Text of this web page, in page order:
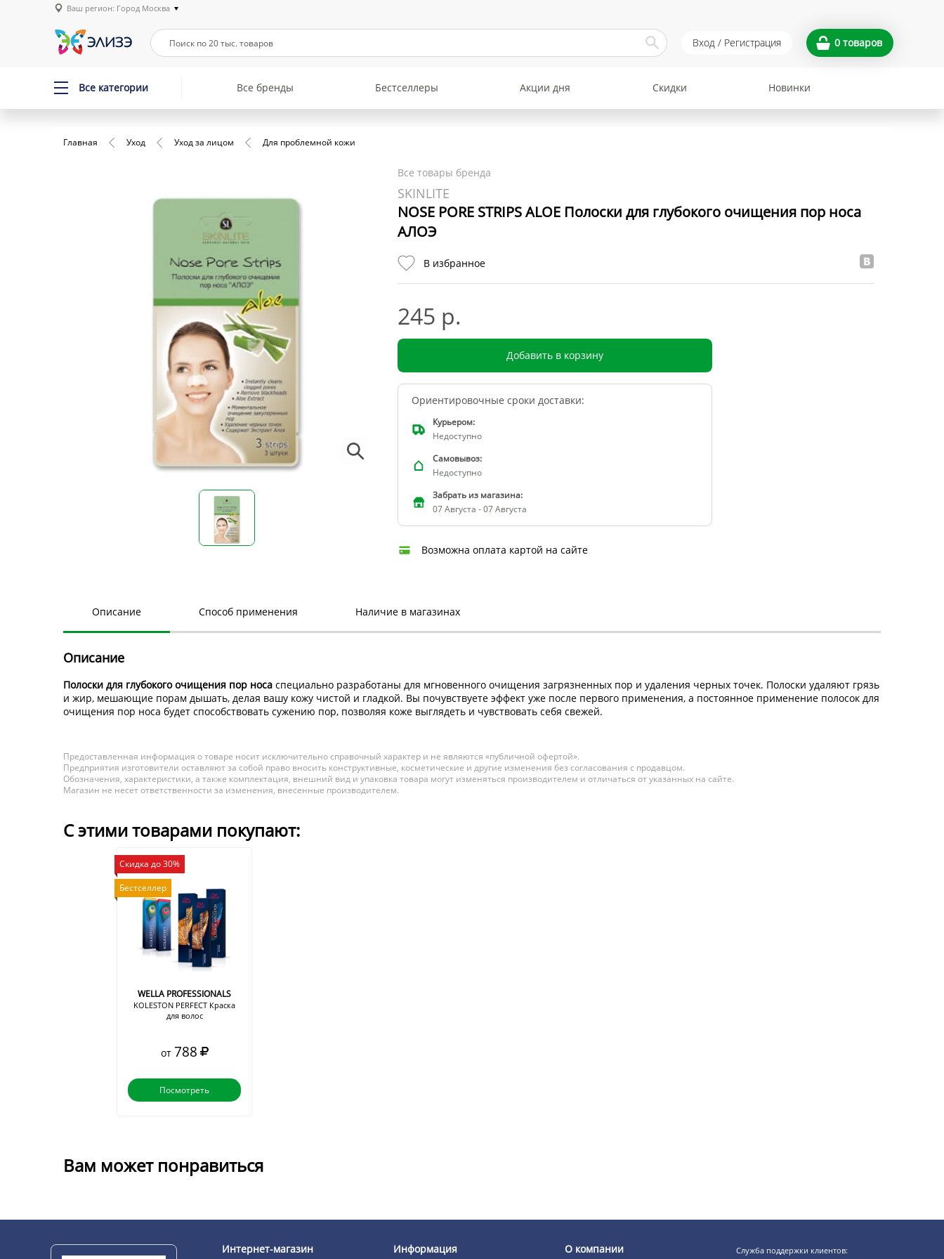
Ваш регион: Город Москва
Вход / Регистрация 0 товаров
Все категории Все бренды Бестселлеры Акции дня Скидки Новинки
Главная Уход Уход за лицом Для проблемной кожи
Все товары бренда
SKINLITE
NOSE PORE STRIPS ALOE Полоски для глубокого очищения пор носа
АЛОЭ
В избранное
245 р.
Добавить в корзину
Ориентировочные сроки доставки:
Курьером:
Недоступно
Самовывоз:
Недоступно
Забрать из магазина:
07 Августа - 07 Августа
Возможна оплата картой на сайте
Описание Способ применения Наличие в магазинах
Описание
Полоски для глубокого очищения пор носа специально разработаны для мгновенного очищения загрязненных пор и удаления черных точек. Полоски удаляют грязь
и жир, мешающие порам дышать, делая вашу кожу чистой и гладкой. Вы почувствуете эффект уже после первого применения, а постоянное применение полосок для
очищения пор носа будет способствовать сужению пор, позволяя коже выглядеть и чувствовать себя свежей.
Предоставленная информация о товаре носит исключительно справочный характер и не являются «публичной офертой».
Предприятия изготовители оставляют за собой право вносить конструктивные, косметические и другие изменения без согласования с продавцом.
Обозначения, характеристики, а также комплектация, внешний вид и упаковка товара могут изменяться производителем и отличаться от указанных на сайте.
Магазин не несет ответственности за изменения, внесенные производителем.
С этими товарами покупают:
Скидка до 30%
Бестселлер
WELLA PROFESSIONALS
KOLESTON PERFECT Краска
для волос
от 788
Посмотреть
Вам может понравиться
Интернет-магазин Информация О компании Служба поддержки клиентов: